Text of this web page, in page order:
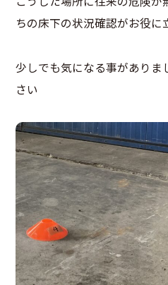
ちの床下の状況確認がお役に
少しでも気になる事があり
さい